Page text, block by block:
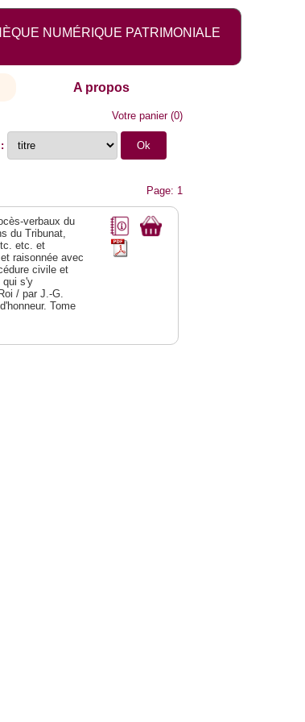
NUMÉRIQUE PATRIMONIALE
A propos
Votre panier(0)
Page: 1
verbaux du
du Tribunat,
etc. et
raisonnée avec
civile et
qui s'y
/ par J.-G.
Tome